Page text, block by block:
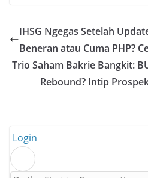
IHSG Ngegas Setelah
Beneran atau Cuma PHP?
Trio Saham Bakrie Bangkit:
Rebound? Intip
Login